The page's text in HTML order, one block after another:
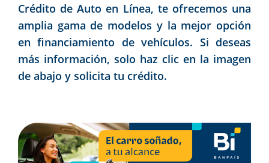
Crédito de Auto en Línea, te ofrecemos una
amplia gama de modelos y la mejor opción
en financiamiento de vehículos. Si deseas
más información, solo haz clic en la imagen
de abajo y solicita tu crédito.